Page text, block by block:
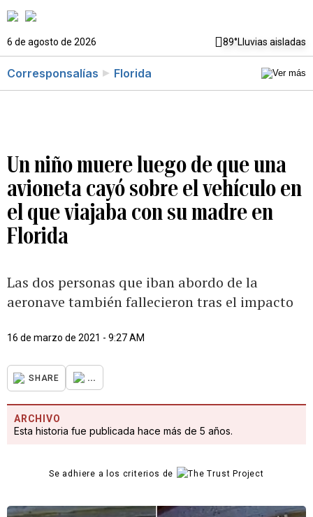
6 de agosto de 2026 89°Lluvias aisladas
Corresponsalías Florida
Un niño muere luego de que una
avioneta cayó sobre el vehículo en
el que viajaba con su madre en
Florida
Las dos personas que iban abordo de la
aeronave también fallecieron tras el impacto
16 de marzo de 2021 - 9:27 AM
SHARE ...
ARCHIVO
Esta historia fue publicada hace más de 5 años.
Se adhiere a los criterios de